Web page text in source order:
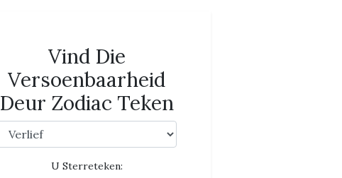
Vind Die
Versoenbaarheid
Deur Zodiac Teken
U Sterreteken: